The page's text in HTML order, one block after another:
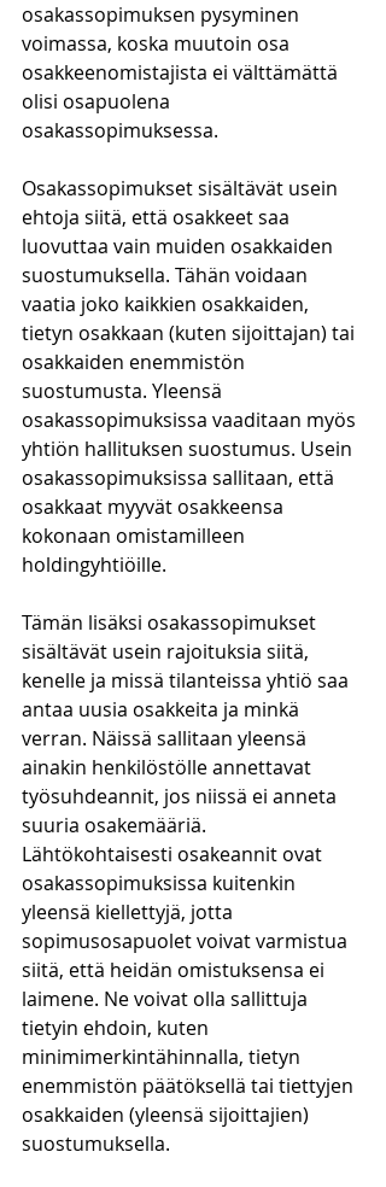
osakassopimuksen pysyminen
voimassa, koska muutoin osa
osakkeenomistajista ei välttämättä
olisi osapuolena
osakassopimuksessa.
Osakassopimukset sisältävät usein
ehtoja siitä, että osakkeet saa
luovuttaa vain muiden osakkaiden
suostumuksella. Tähän voidaan
vaatia joko kaikkien osakkaiden,
tietyn osakkaan (kuten sijoittajan) tai
osakkaiden enemmistön
suostumusta. Yleensä
osakassopimuksissa vaaditaan myös
yhtiön hallituksen suostumus. Usein
osakassopimuksissa sallitaan, että
osakkaat myyvät osakkeensa
kokonaan omistamilleen
holdingyhtiöille.
Tämän lisäksi osakassopimukset
sisältävät usein rajoituksia siitä,
kenelle ja missä tilanteissa yhtiö saa
antaa uusia osakkeita ja minkä
verran. Näissä sallitaan yleensä
ainakin henkilöstölle annettavat
työsuhdeannit, jos niissä ei anneta
suuria osakemääriä.
Lähtökohtaisesti osakeannit ovat
osakassopimuksissa kuitenkin
yleensä kiellettyjä, jotta
sopimusosapuolet voivat varmistua
siitä, että heidän omistuksensa ei
laimene. Ne voivat olla sallittuja
tietyin ehdoin, kuten
minimimerkintähinnalla, tietyn
enemmistön päätöksellä tai tiettyjen
osakkaiden (yleensä sijoittajien)
suostumuksella.